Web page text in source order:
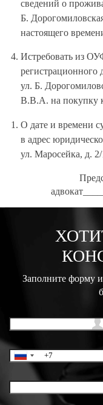
сведений о
Б.
настоящего
Истребовать из
регистрационного
ул. Б.
В.В.А. на покупку
О дате и времени
в адрес
ул. Маросейка, д. 2/
Заполните форму